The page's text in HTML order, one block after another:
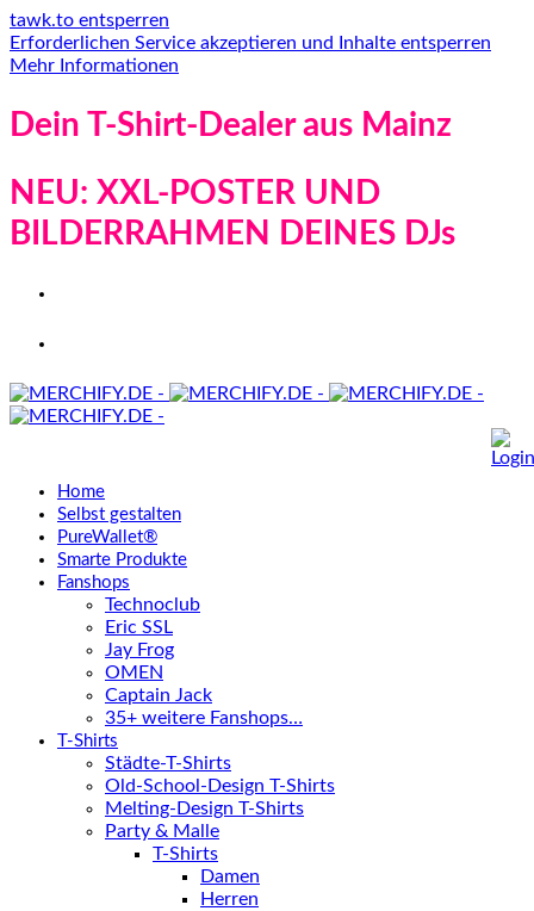
tawk.to entsperren
Erforderlichen Service akzeptieren und Inhalte entsperren
Mehr Informationen
Dein T-Shirt-Dealer aus Mainz
NEU: XXL-POSTER UND
BILDERRAHMEN DEINES DJs
Home
Selbst gestalten
PureWallet®
Smarte Produkte
Fanshops
Technoclub
Eric SSL
Jay Frog
OMEN
Captain Jack
35+ weitere Fanshops…
T-Shirts
Städte-T-Shirts
Old-School-Design T-Shirts
Melting-Design T-Shirts
Party & Malle
T-Shirts
Damen
Herren